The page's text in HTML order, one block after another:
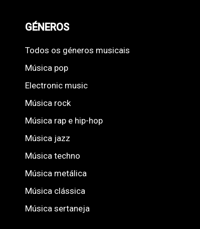
GÉNEROS
Todos os géneros musicais
Música pop
Electronic music
Música rock
Música rap e hip-hop
Música jazz
Música techno
Música metálica
Música clássica
Música sertaneja